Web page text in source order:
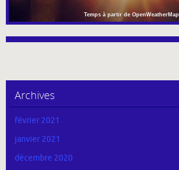
Temps à partir de OpenWeatherMap
Archives
février 2021
janvier 2021
décembre 2020